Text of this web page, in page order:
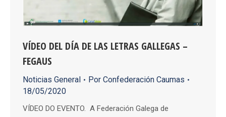
VÍDEO DEL DÍA DE LAS LETRAS GALLEGAS –
FEGAUS
Noticias General Por Confederación Caumas
18/05/2020
VÍDEO DO EVENTO. A Federación Galega de